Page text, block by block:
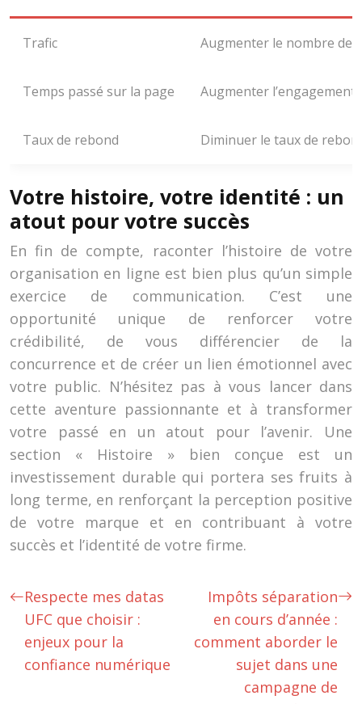
Trafic Augmenter le nombre de
Temps passé sur la page Augmenter l’engagement
Taux de rebond Diminuer le taux de
Votre histoire, votre identité : un
atout pour votre succès
En fin de compte, raconter l’histoire de votre
organisation en ligne est bien plus qu’un simple
exercice de communication. C’est une
opportunité unique de renforcer votre
crédibilité, de vous différencier de la
concurrence et de créer un lien émotionnel avec
votre public. N’hésitez pas à vous lancer dans
cette aventure passionnante et à transformer
votre passé en un atout pour l’avenir. Une
section « Histoire » bien conçue est un
investissement durable qui portera ses fruits à
long terme, en renforçant la perception positive
de votre marque et en contribuant à votre
succès et l’identité de votre firme.
Respecte mes datas
UFC que choisir :
enjeux pour la
confiance numérique
Impôts séparation
en cours d’année :
comment aborder le
sujet dans une
campagne de